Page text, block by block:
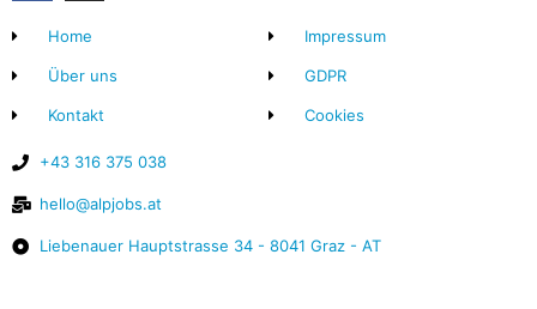
Home
Über uns
Kontakt
Impressum
GDPR
Cookies
+43 316 375 038
hello@alpjobs.at
Liebenauer Hauptstrasse 34 - 8041 Graz - AT